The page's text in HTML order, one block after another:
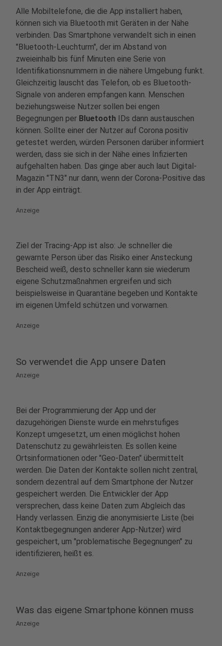
Alle Mobiltelefone, die die App installiert haben,
können sich via Bluetooth mit Geräten in der Nähe
verbinden. Das Smartphone verwandelt sich in einen
"Bluetooth-Leuchturm", der im Abstand von
zweieinhalb bis fünf Minuten eine Serie von
Identifikationsnummern in die nähere Umgebung funkt.
Gleichzeitig lauscht das Telefon, ob es Bluetooth-
Signale von anderen empfangen kann. Menschen
beziehungsweise Nutzer sollen bei engen
Begegnungen per Bluetooth IDs dann austauschen
können. Sollte einer der Nutzer auf Corona positiv
getestet werden, würden Personen darüber informiert
werden, dass sie sich in der Nähe eines Infizierten
aufgehalten haben. Das ginge aber auch laut Digital-
Magazin "TN3" nur dann, wenn der Corona-Positive das
in der App einträgt.
Anzeige
Ziel der Tracing-App ist also: Je schneller die
gewarnte Person über das Risiko einer Ansteckung
Bescheid weiß, desto schneller kann sie wiederum
eigene Schutzmaßnahmen ergreifen und sich
beispielsweise in Quarantäne begeben und Kontakte
im eigenen Umfeld schützen und vorwarnen.
Anzeige
So verwendet die App unsere Daten
Anzeige
Bei der Programmierung der App und der
dazugehörigen Dienste wurde ein mehrstufiges
Konzept umgesetzt, um einen möglichst hohen
Datenschutz zu gewährleisten. Es sollen keine
Ortsinformationen oder "Geo-Daten" übermittelt
werden. Die Daten der Kontakte sollen nicht zentral,
sondern dezentral auf dem Smartphone der Nutzer
gespeichert werden. Die Entwickler der App
versprechen, dass keine Daten zum Abgleich das
Handy verlassen. Einzig die anonymisierte Liste (bei
Kontaktbegegnungen anderer App-Nutzer) wird
gespeichert, um "problematische Begegnungen" zu
identifizieren, heißt es.
Anzeige
Was das eigene Smartphone können muss
Anzeige